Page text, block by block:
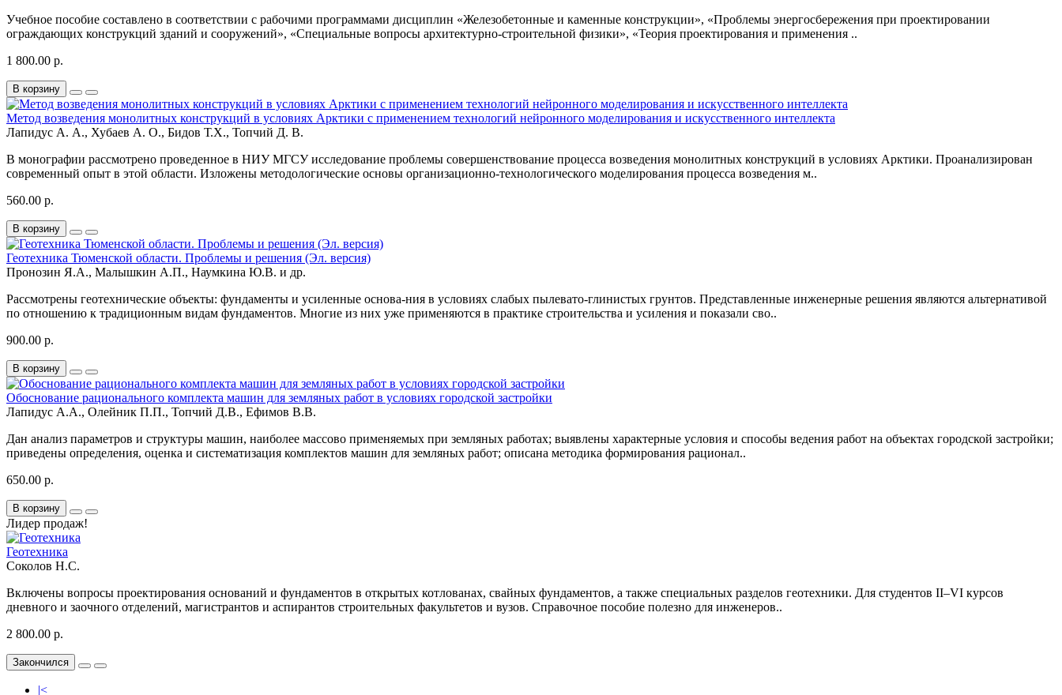
Учебное пособие составлено в соответствии с рабочими программами дисциплин «Железобетонные и каменные конструкции», «Проблемы энергосбережения при проектировании
ограждающих конструкций зданий и сооружений», «Специальные вопросы архитектурно-строительной физики», «Теория проектирования и применения ..
1 800.00 р.
В корзину
Метод возведения монолитных конструкций в условиях Арктики с применением технологий нейронного моделирования и искусственного интеллекта
Лапидус А. А., Хубаев А. О., Бидов Т.Х., Топчий Д. В.
В монографии рассмотрено проведенное в НИУ МГСУ исследование проблемы совершенствование процесса возведения монолитных конструкций в условиях Арктики. Проанализирован
современный опыт в этой области. Изложены методологические основы организационно-технологического моделирования процесса возведения м..
560.00 р.
В корзину
Геотехника Тюменской области. Проблемы и решения (Эл. версия)
Пронозин Я.А., Малышкин А.П., Наумкина Ю.В. и др.
Рассмотрены геотехнические объекты: фундаменты и усиленные основа-ния в условиях слабых пылевато-глинистых грунтов. Представленные инженерные решения являются альтернативой
по отношению к традиционным видам фундаментов. Многие из них уже применяются в практике строительства и усиления и показали сво..
900.00 р.
В корзину
Обоснование рационального комплекта машин для земляных работ в условиях городской застройки
Лапидус А.А., Олейник П.П., Топчий Д.В., Ефимов В.В.
Дан анализ параметров и структуры машин, наиболее массово применяемых при земляных работах; выявлены характерные условия и способы ведения работ на объектах городской застройки;
приведены определения, оценка и систематизация комплектов машин для земляных работ; описана методика формирования рационал..
650.00 р.
В корзину
Лидер продаж!
Геотехника
Соколов Н.С.
Включены вопросы проектирования оснований и фундаментов в открытых котлованах, свайных фундаментов, а также специальных разделов геотехники. Для студентов II–VI курсов
дневного и заочного отделений, магистрантов и аспирантов строительных факультетов и вузов. Справочное пособие полезно для инженеров..
2 800.00 р.
Закончился
|<